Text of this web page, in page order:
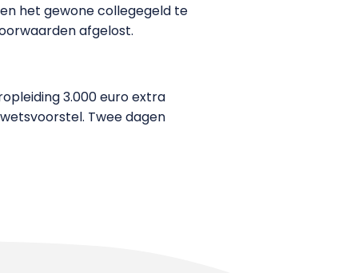
het gewone collegegeld te
afgelost.
3.000 euro extra
Twee dagen